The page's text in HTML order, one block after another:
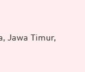
Jawa Timur,